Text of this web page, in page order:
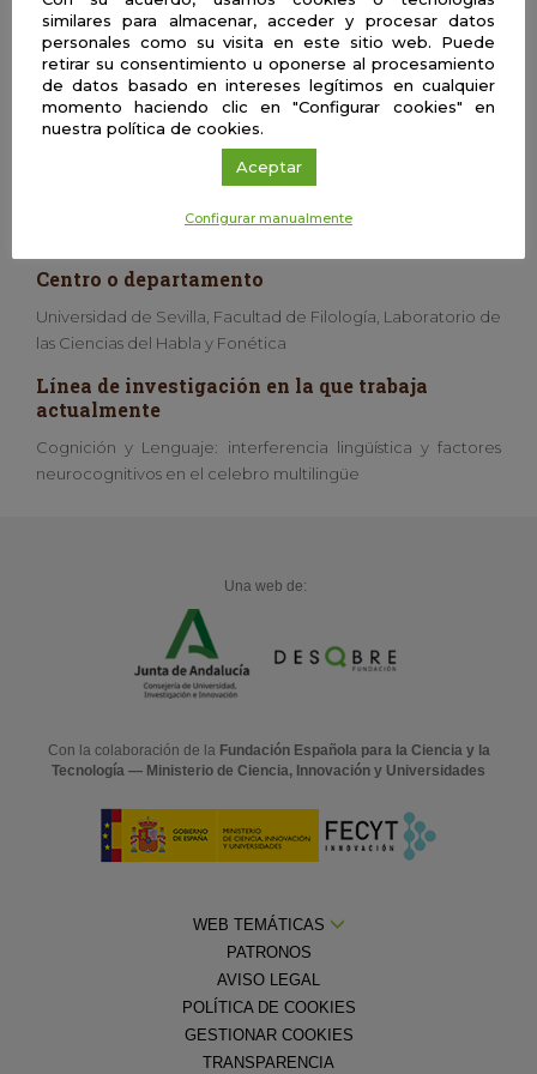
Búsqueda de la información relevante
Preparación de los materiales
Análisis de los datos recogidos
Los viajes, los idiomas, la literatura, la psicología, la música y
Centro o departamento
Universidad de Sevilla, Facultad de Filología, Laboratorio de
las Ciencias del Habla y Fonética
Línea de investigación en la que trabaja
actualmente
Cognición y Lenguaje: interferencia lingüística y factores
neurocognitivos en el celebro multilingüe
Una web de:
Con la colaboración de la Fundación Española para la Ciencia y la
Tecnología — Ministerio de Ciencia, Innovación y Universidades
WEB TEMÁTICAS
PATRONOS
AVISO LEGAL
POLÍTICA DE COOKIES
GESTIONAR COOKIES
TRANSPARENCIA
similares para almacenar, acceder y procesar datos
personales como su visita en este sitio web. Puede
retirar su consentimiento u oponerse al procesamiento
de datos basado en intereses legítimos en cualquier
momento haciendo clic en "Configurar cookies" en
nuestra política de cookies.
Aceptar
Configurar manualmente